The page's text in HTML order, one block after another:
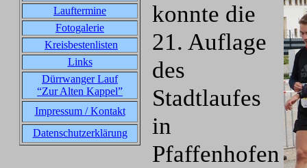
Lauftermine
Fotogalerie
Kreisbestenlisten
Links
Dürrwanger Lauf
“Zur Alten Kappel”
Impressum / Kontakt
Datenschutzerklärung
konnte die
21. Auflage
des
Stadtlaufes
in
Pfaffenhofen